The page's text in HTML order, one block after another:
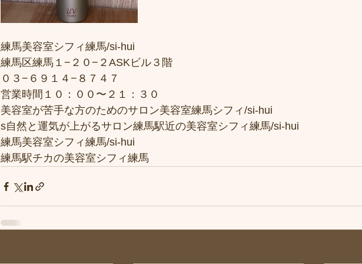
練馬美容室シフィ練馬/si-hui
練馬区練馬１−２０−２ASKビル３階
０３−６９１４−８７４７
営業時間１０：００〜２１：３０
美容室が苦手な方のためのサロン美容室練馬シフィ/si-hui
s自然と運気が上がるサロン練馬駅近の美容室シフィ練馬/si-hui
練馬美容室シフィ練馬/si-hui
練馬駅チカの美容室シフィ練馬